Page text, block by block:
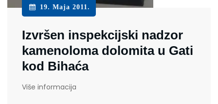
19. Maja 2011.
Izvršen inspekcijski nadzor
kamenoloma dolomita u Gati
kod Bihaća
Više informacija